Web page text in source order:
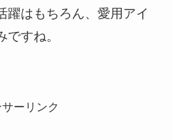
躍はもちろん、愛用アイ
すね。
ーリンク